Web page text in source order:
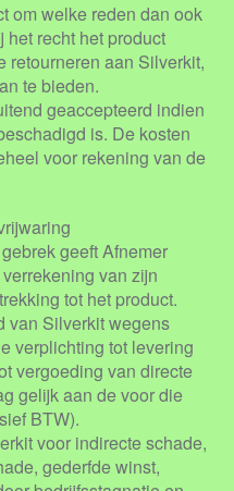
om welke reden dan ook
het recht het product
retourneren aan Silverkit,
te bieden.
geaccepteerd indien
is. De kosten
voor rekening van de
geeft Afnemer
van zijn
tot het product.
van Silverkit wegens
verplichting tot levering
vergoeding van directe
gelijk aan de voor die
BTW).
voor indirecte schade,
gederfde winst,